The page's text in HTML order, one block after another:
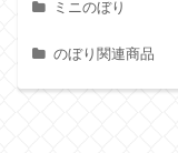
ミニのぼり
のぼり関連商品